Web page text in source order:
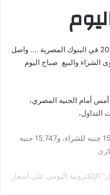
سعر الدولار اليوم الاثنين 20-9-2021 في البنوك المصرية …. واصل
الشراء والبيع صباح اليوم
أمام الجنيه المصري،
ليسجل متوسط سعر الدولار 15.649 جنيه للشراء، و15.747 جنيه
الإلكترونية اليومي على أسعار